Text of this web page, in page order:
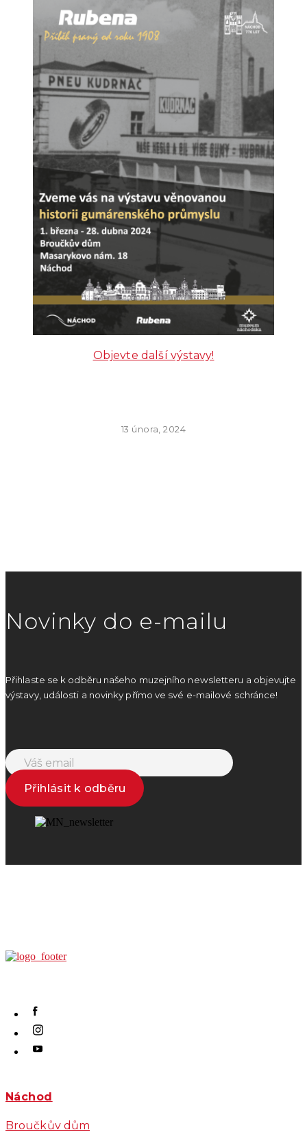
Objevte další výstavy!
13 února, 2024
Novinky do e-mailu
Přihlaste se k odběru našeho muzejního newsletteru a objevujte
výstavy, události a novinky přímo ve své e-mailové schránce!
Přihlásit k odběru
Náchod
Broučkův dům